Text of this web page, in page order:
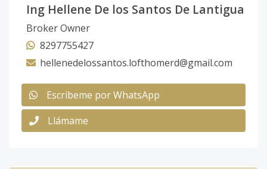
Ing Hellene De los Santos De Lantigua
Broker Owner
8297755427
hellenedelossantos.lofthomerd@gmail.com
Escribeme por WhatsApp
Llámame